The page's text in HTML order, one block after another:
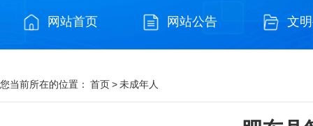
网站首页 网站公告 文
您当前所在的位置： 首页>未成年人